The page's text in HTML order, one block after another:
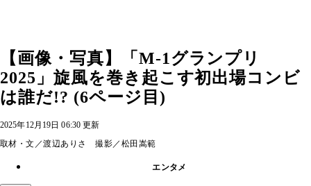
【画像・写真】「M-1グランプリ
2025」旋風を巻き起こす初出場コンビ
は誰だ!? (6ページ目)
2025年12月19日 06:30 更新
取材・文／渡辺ありさ 撮影／松田嵩範
エンタメ